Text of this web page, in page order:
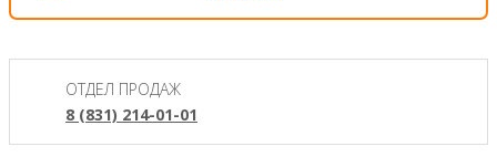
ОТДЕЛ ПРОДАЖ
8 (831) 214-01-01